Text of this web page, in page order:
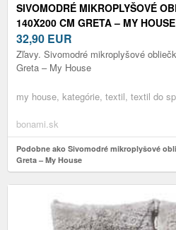
SIVOMODRÉ MIKROPLYŠOVÉ
140X200 CM GRETA – MY HOUSE
32,90 EUR
Zľavy. Sivomodré mikroplyšové
Greta – My House
my house, kategórie, textil, textil do
bonami.sk
Podobne ako Sivomodré mikroplyšové
Greta – My House